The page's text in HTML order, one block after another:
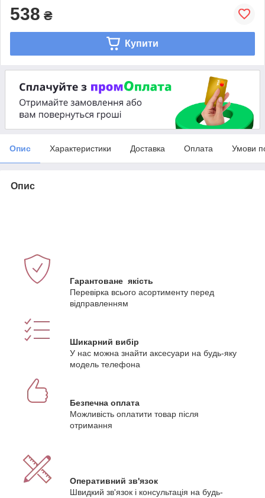
538 ₴
Купити
Опис Характеристики Доставка Оплата Умови
Опис
Гарантоване якість
Перевірка всього асортименту перед
відправленням
Шикарний вибір
У нас можна знайти аксесуари на будь-яку
модель телефона
Безпечна оплата
Можливість оплатити товар після
отримання
Оперативний зв'язок
Швидкий зв'язок і консультація на будь-